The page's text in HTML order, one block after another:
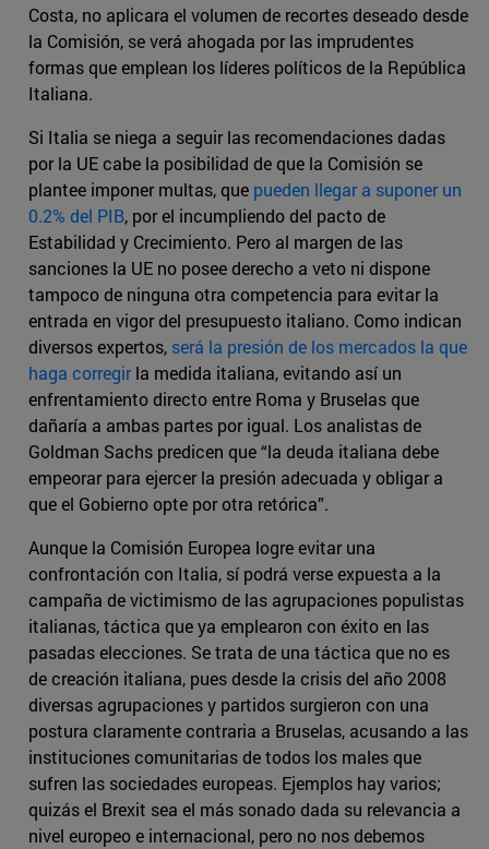
Costa, no aplicara el volumen de recortes deseado desde
la Comisión, se verá ahogada por las imprudentes
formas que emplean los líderes políticos de la República
Italiana.
Si Italia se niega a seguir las recomendaciones dadas
por la UE cabe la posibilidad de que la Comisión se
plantee imponer multas, que pueden llegar a suponer un
0.2% del PIB, por el incumpliendo del pacto de
Estabilidad y Crecimiento. Pero al margen de las
sanciones la UE no posee derecho a veto ni dispone
tampoco de ninguna otra competencia para evitar la
entrada en vigor del presupuesto italiano. Como indican
diversos expertos, será la presión de los mercados la que
haga corregirla medida italiana, evitando así un
enfrentamiento directo entre Roma y Bruselas que
dañaría a ambas partes por igual. Los analistas de
Goldman Sachs predicen que “la deuda italiana debe
empeorar para ejercer la presión adecuada y obligar a
que el Gobierno opte por otra retórica”.
Aunque la Comisión Europea logre evitar una
confrontación con Italia, sí podrá verse expuesta a la
campaña de victimismo de las agrupaciones populistas
italianas, táctica que ya emplearon con éxito en las
pasadas elecciones. Se trata de una táctica que no es
de creación italiana, pues desde la crisis del año 2008
diversas agrupaciones y partidos surgieron con una
postura claramente contraria a Bruselas, acusando a las
instituciones comunitarias de todos los males que
sufren las sociedades europeas. Ejemplos hay varios;
quizás el Brexit sea el más sonado dada su relevancia a
nivel europeo e internacional, pero no nos debemos